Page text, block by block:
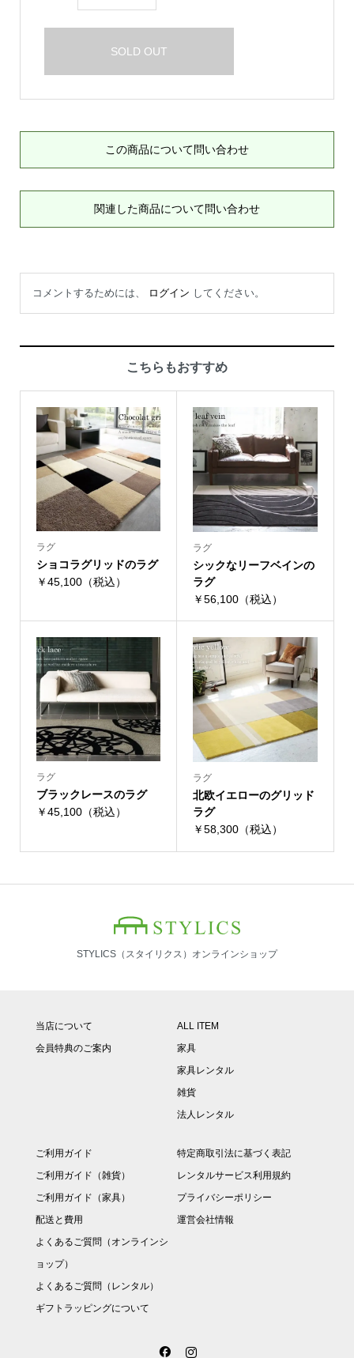
SOLD OUT
この商品について問い合わせ
関連した商品について問い合わせ
コメントするためには、 ログイン してください。
こちらもおすすめ
ラグ
ショコラグリッドのラグ
￥45,100（税込）
ラグ
シックなリーフベインの
ラグ
￥56,100（税込）
ラグ
ブラックレースのラグ
￥45,100（税込）
ラグ
北欧イエローのグリッド
ラグ
￥58,300（税込）
STYLICS（スタイリクス）オンラインショップ
当店について
会員特典のご案内
ALL ITEM
家具
家具レンタル
雑貨
法人レンタル
ご利用ガイド
ご利用ガイド（雑貨）
ご利用ガイド（家具）
配送と費用
よくあるご質問（オンラインシ
ョップ）
よくあるご質問（レンタル）
ギフトラッピングについて
特定商取引法に基づく表記
レンタルサービス利用規約
プライバシーポリシー
運営会社情報